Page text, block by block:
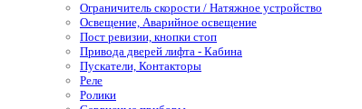
Ограничитель скорости / Натяжное устройство
Освещение, Аварийное освещение
Пост ревизии, кнопки стоп
Привода дверей лифта - Кабина
Пускатели, Контакторы
Реле
Ролики